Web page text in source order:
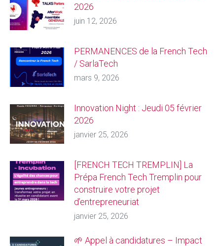
2026
juin 12, 2026
PERMANENCES de la French Tech
/ SarlaTech
mars 9, 2026
Innovation Night : Jeudi 05 février
2026
janvier 25, 2026
[FRENCH TECH TREMPLIN] La
Prépa French Tech Tremplin pour
construire votre projet
d’entrepreneuriat
janvier 25, 2026
🌱 Appel à candidatures – Impact